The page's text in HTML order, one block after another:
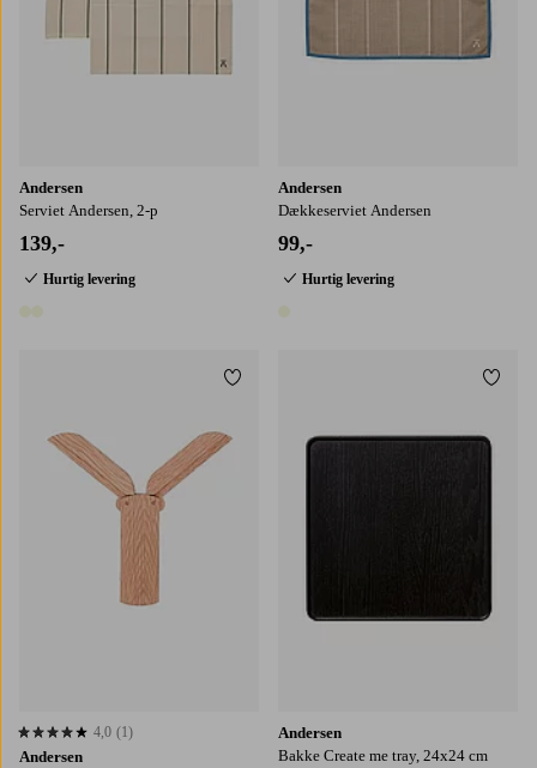
Andersen
Serviet Andersen, 2-p
139,-
Hurtig levering
Andersen
Dækkeserviet Andersen
99,-
Hurtig levering
Andersen
4,0 baseret på 1 bedømmelser
4,0 (1)
Tilføj til favoritter
Andersen
Bakke Create me tray, 24x24 cm